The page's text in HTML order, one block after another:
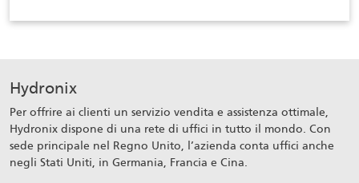
Hydronix
Per offrire ai clienti un servizio vendita e assistenza ottimale,
Hydronix dispone di una rete di uffici in tutto il mondo. Con
sede principale nel Regno Unito, l’azienda conta uffici anche
negli Stati Uniti, in Germania, Francia e Cina.